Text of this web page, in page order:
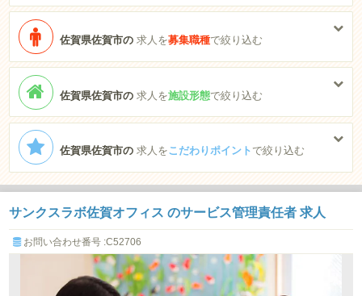
佐賀県佐賀市の求人を募集職種で絞り込む
佐賀県佐賀市の求人を施設形態で絞り込む
佐賀県佐賀市の求人をこだわりポイント で絞り込む
サンクスラボ佐賀オフィス のサービス管理責任者 求人
お問い合わせ番号 :C52706